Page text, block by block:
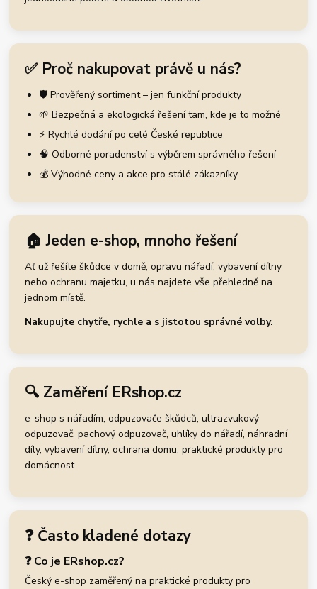
✅ Proč nakupovat právě u nás?
🛡️ Prověřený sortiment – jen funkční produkty
🌱 Bezpečná a ekologická řešení tam, kde je to možné
⚡ Rychlé dodání po celé České republice
🧠 Odborné poradenství s výběrem správného řešení
💰 Výhodné ceny a akce pro stálé zákazníky
🏠 Jeden e-shop, mnoho řešení
Ať už řešíte škůdce v domě, opravu nářadí, vybavení dílny
nebo ochranu majetku, u nás najdete vše přehledně na
jednom místě.
Nakupujte chytře, rychle a s jistotou správné volby.
🔍 Zaměření ERshop.cz
e-shop s nářadím, odpuzovače škůdců, ultrazvukový
odpuzovač, pachový odpuzovač, uhlíky do nářadí, náhradní
díly, vybavení dílny, ochrana domu, praktické produkty pro
domácnost
❓ Často kladené dotazy
❓ Co je ERshop.cz?
Český e-shop zaměřený na praktické produkty pro